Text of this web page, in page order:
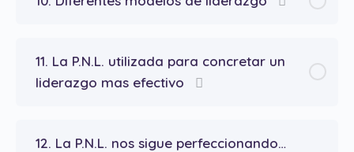
11. La P.N.L. utilizada para concretar un
liderazgo mas efectivo
12. La P.N.L. nos sigue perfeccionando…